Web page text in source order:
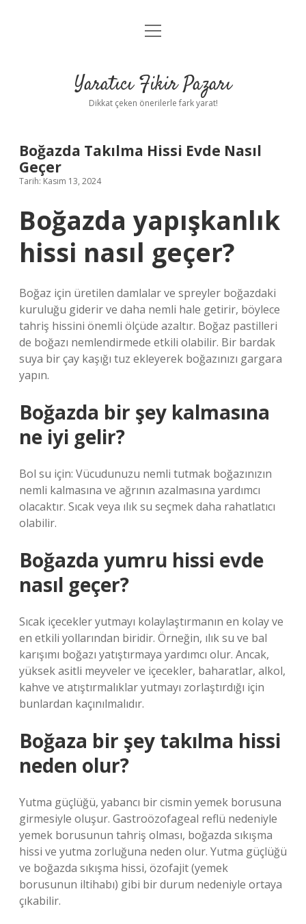
Anasayfa
Yasal Uyarı
menüyü
Yaratıcı Fikir Pazarı
Dikkat çeken önerilerle fark yarat!
Boğazda Takılma Hissi Evde Nasıl
Geçer
Tarih: Kasım 13, 2024
Boğazda yapışkanlık
hissi nasıl geçer?
Boğaz için üretilen damlalar ve spreyler boğazdaki
kuruluğu giderir ve daha nemli hale getirir, böylece
tahriş hissini önemli ölçüde azaltır. Boğaz pastilleri
de boğazı nemlendirmede etkili olabilir. Bir bardak
suya bir çay kaşığı tuz ekleyerek boğazınızı gargara
yapın.
Boğazda bir şey kalmasına
ne iyi gelir?
Bol su için: Vücudunuzu nemli tutmak boğazınızın
nemli kalmasına ve ağrının azalmasına yardımcı
olacaktır. Sıcak veya ılık su seçmek daha rahatlatıcı
olabilir.
Boğazda yumru hissi evde
nasıl geçer?
Sıcak içecekler yutmayı kolaylaştırmanın en kolay ve
en etkili yollarından biridir. Örneğin, ılık su ve bal
karışımı boğazı yatıştırmaya yardımcı olur. Ancak,
yüksek asitli meyveler ve içecekler, baharatlar, alkol,
kahve ve atıştırmalıklar yutmayı zorlaştırdığı için
bunlardan kaçınılmalıdır.
Boğaza bir şey takılma hissi
neden olur?
Yutma güçlüğü, yabancı bir cismin yemek borusuna
girmesiyle oluşur. Gastroözofageal reflü nedeniyle
yemek borusunun tahriş olması, boğazda sıkışma
hissi ve yutma zorluğuna neden olur. Yutma güçlüğü
ve boğazda sıkışma hissi, özofajit (yemek
borusunun iltihabı) gibi bir durum nedeniyle ortaya
çıkabilir.